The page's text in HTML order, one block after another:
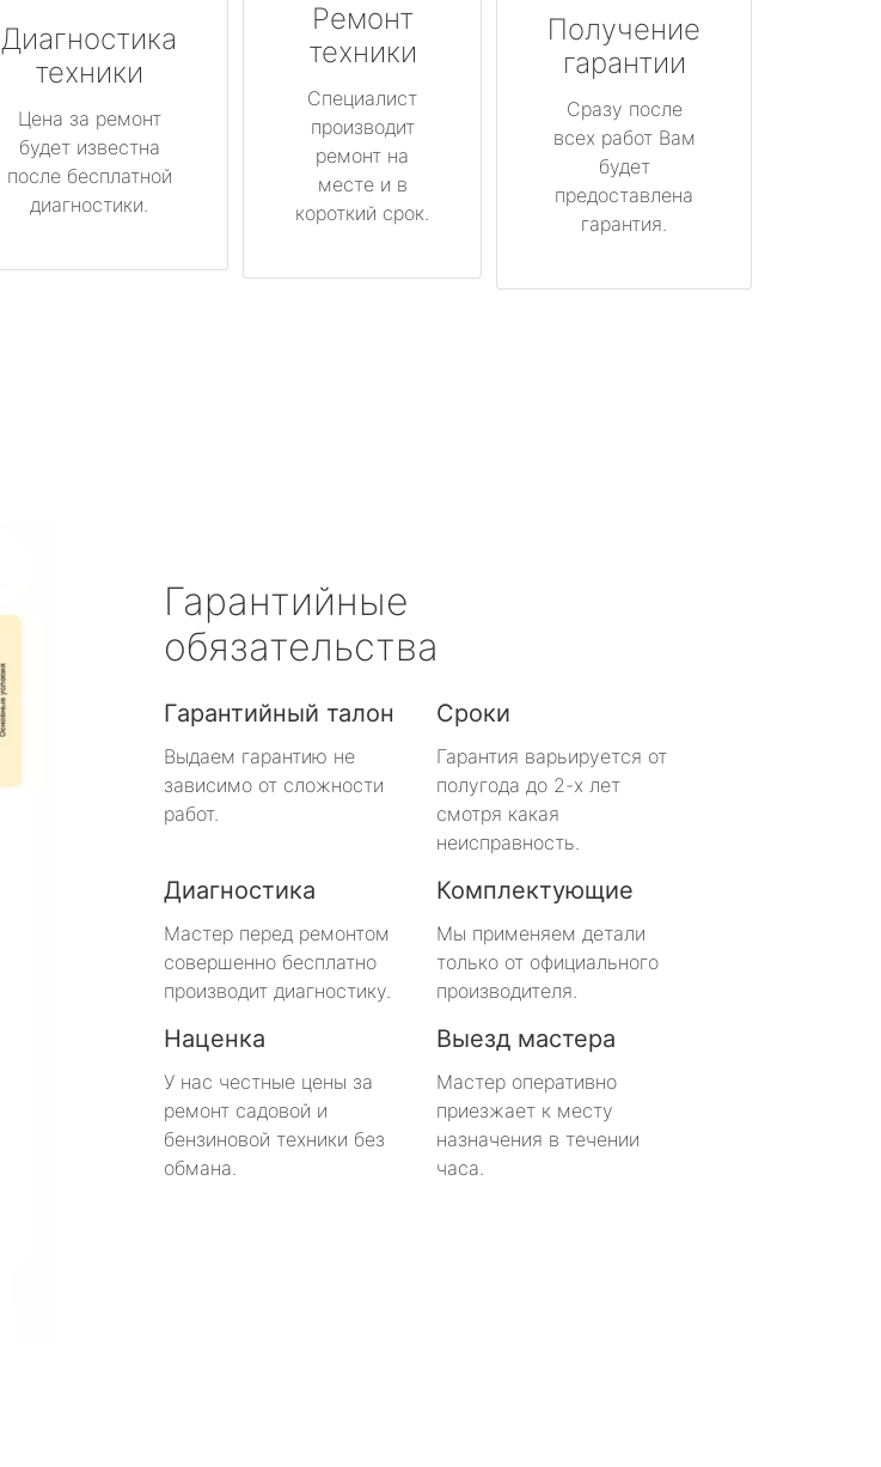
Диагностика
техники
Цена за ремонт
будет известна
после бесплатной
диагностики.
Ремонт
техники
Специалист
производит
ремонт на
месте и в
короткий срок.
Получение
гарантии
Сразу после
всех работ Вам
будет
предоставлена
гарантия.
Гарантийные
обязательства
Гарантийный талон
Выдаем гарантию не
зависимо от сложности
работ.
Сроки
Гарантия варьируется от
полугода до 2-х лет
смотря какая
неисправность.
Диагностика
Мастер перед ремонтом
совершенно бесплатно
производит диагностику.
Комплектующие
Мы применяем детали
только от официального
производителя.
Наценка
У нас честные цены за
ремонт садовой и
бензиновой техники без
обмана.
Выезд мастера
Мастер оперативно
приезжает к месту
назначения в течении
часа.